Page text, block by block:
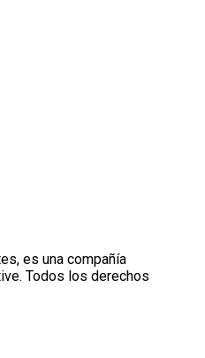
es una compañía
Todos los derechos